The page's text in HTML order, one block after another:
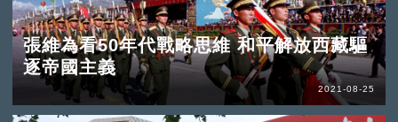
張維為看50年代戰略思維 和平解放西藏驅
逐帝國主義
2021-08-25